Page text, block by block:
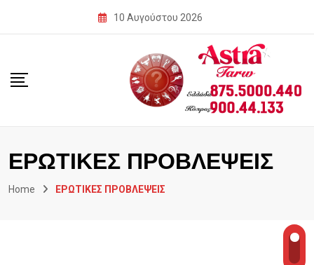
10 Αυγούστου 2026
ΕΡΩΤΙΚΕΣ ΠΡΟΒΛΕΨΕΙΣ
Home ΕΡΩΤΙΚΕΣ ΠΡΟΒΛΕΨΕΙΣ